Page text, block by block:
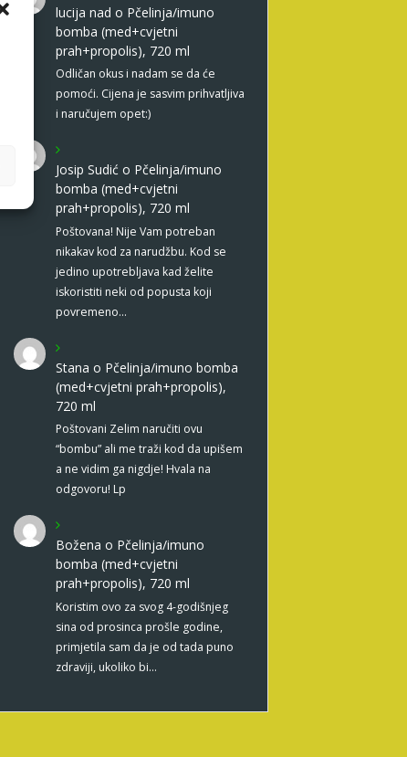
lucija nad o Pčelinja/imuno
bomba (med+cvjetni
prah+propolis), 720 ml
Odličan okus i nadam se da će
pomoći. Cijena je sasvim prihvatljiva
i naručujem opet:)
Josip Sudić o Pčelinja/imuno
bomba (med+cvjetni
prah+propolis), 720 ml
Poštovana! Nije Vam potreban
nikakav kod za narudžbu. Kod se
jedino upotrebljava kad želite
iskoristiti neki od popusta koji
povremeno…
Stana o Pčelinja/imuno bomba
(med+cvjetni prah+propolis),
720 ml
Poštovani Zelim naručiti ovu
“bombu” ali me traži kod da upišem
a ne vidim ga nigdje! Hvala na
odgovoru! Lp
Božena o Pčelinja/imuno
bomba (med+cvjetni
prah+propolis), 720 ml
Koristim ovo za svog 4-godišnjeg
sina od prosinca prošle godine,
primjetila sam da je od tada puno
zdraviji, ukoliko bi…